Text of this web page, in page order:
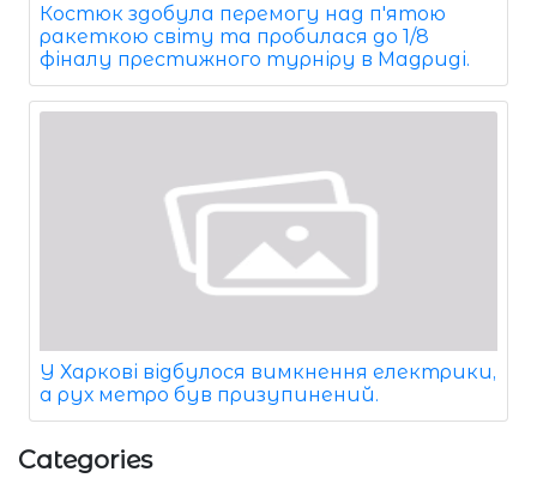
Костюк здобула перемогу над п'ятою
ракеткою світу та пробилася до 1/8
фіналу престижного турніру в Мадриді.
У Харкові відбулося вимкнення електрики,
а рух метро був призупинений.
Categories